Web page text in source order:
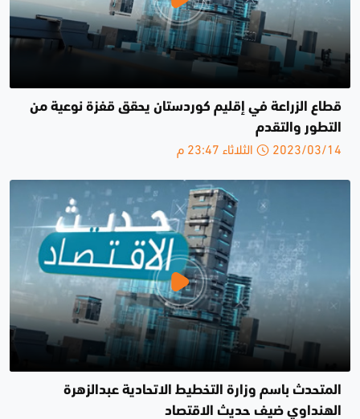
قطاع الزراعة في إقليم كوردستان يحقق قفزة نوعية من
التطور والتقدم
2023/03/14 الثلاثاء 23:47 م
المتحدث باسم وزارة التخطيط الاتحادية عبدالزهرة
الهنداوي ضيف حديث الاقتصاد